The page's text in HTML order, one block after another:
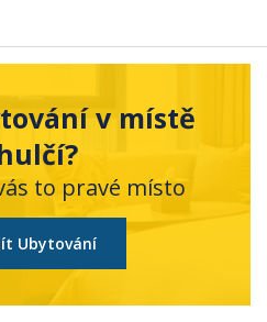
v místě
to pravé místo
Ubytování